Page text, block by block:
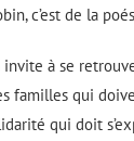
c’est de la
invite à se
familles qui
qui doit